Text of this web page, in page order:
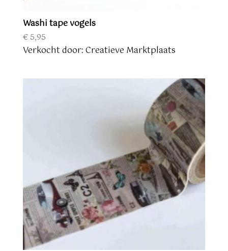
Washi tape vogels
€5,95
Verkocht door: Creatieve Marktplaats